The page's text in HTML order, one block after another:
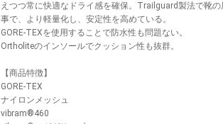
えつつ常に快適なドライ感を確保。Trailguard製法で靴
事で、より軽量化し、安定性を高めている。
GORE-TEXを使用することで防水性も問題ない。
Ortholiteのインソールでクッション性も抜群。
【商品特徴】
GORE-TEX
ナイロンメッシュ
vibram®460